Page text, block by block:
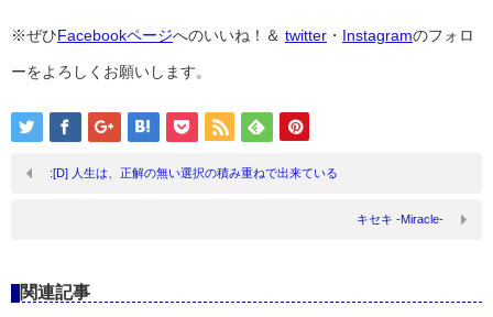
※ぜひFacebookページへのいいね！＆ twitter ・ Instagramのフォロ
ーをよろしくお願いします。
:[D] 人生は、正解の無い選択の積み重ねで出来ている
キセキ -Miracle-
関連記事